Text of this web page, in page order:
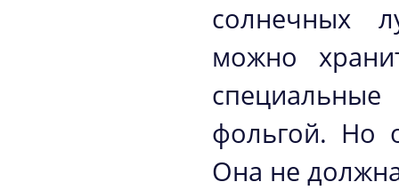
солнечных
можно
фольгой. Но
Она не